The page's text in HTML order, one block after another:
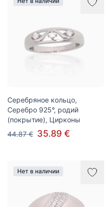
Серебряное кольцо,
Серебро 925°, родий
(покрытие), Цирконы
44.87 € 35.89 €
Нет в наличии